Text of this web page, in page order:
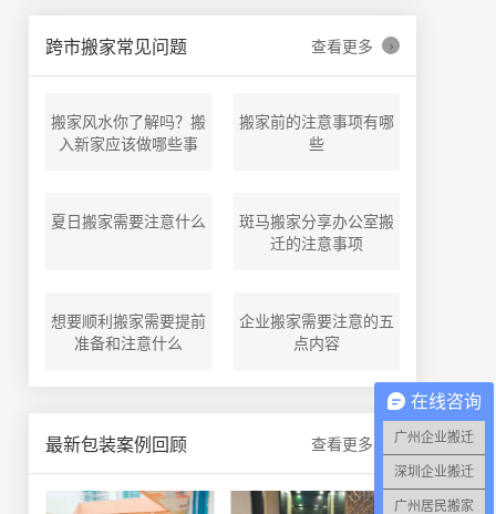
跨市搬家常见问题 查看更多 ›
搬家风水你了解吗？搬
入新家应该做哪些事
搬家前的注意事项有哪
些
夏日搬家需要注意什么
斑马搬家分享办公室搬
迁的注意事项
想要顺利搬家需要提前
准备和注意什么
企业搬家需要注意的五
点内容
最新包装案例回顾 查看更多
在线咨询
广州企业搬迁
深圳企业搬迁
广州居民搬家